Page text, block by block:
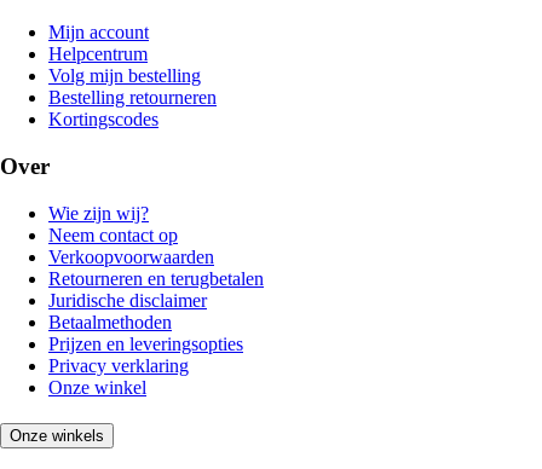
Mijn account
Helpcentrum
Volg mijn bestelling
Bestelling retourneren
Kortingscodes
Over
Wie zijn wij?
Neem contact op
Verkoopvoorwaarden
Retourneren en terugbetalen
Juridische disclaimer
Betaalmethoden
Prijzen en leveringsopties
Privacy verklaring
Onze winkel
Onze winkels